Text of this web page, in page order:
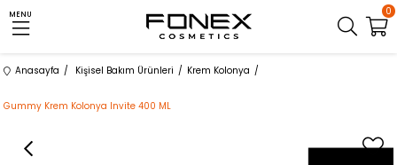
MENU 0
Anasayfa Kişisel Bakım Ürünleri Krem Kolonya
Gummy Krem Kolonya Invite 400 ML